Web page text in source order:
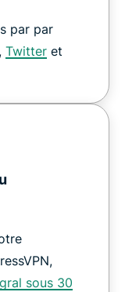
par par
, Twitter et
sous 30